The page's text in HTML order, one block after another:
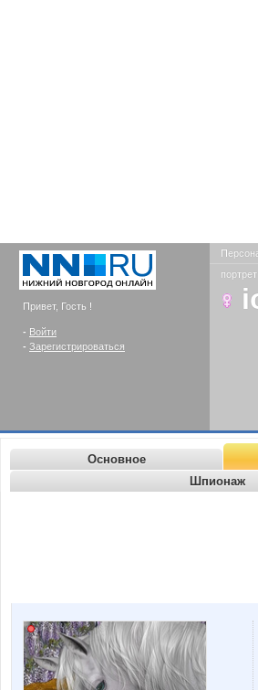
Привет, Гость !
- Войти
- Зарегистрироваться
Основное
Шпионаж